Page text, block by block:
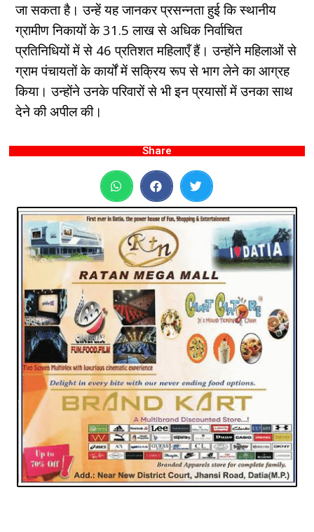
जा सकता है। उन्हें यह जानकर प्रसन्नता हुई कि स्थानीय
ग्रामीण निकायों के 31.5 लाख से अधिक निर्वाचित
प्रतिनिधियों में से 46 प्रतिशत महिलाएँ हैं। उन्होंने महिलाओं से
ग्राम पंचायतों के कार्यों में सक्रिय रूप से भाग लेने का आग्रह
किया। उन्होंने उनके परिवारों से भी इन प्रयासों में उनका साथ
देने की अपील की।
Share